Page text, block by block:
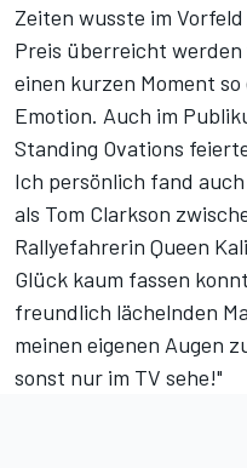
Zeiten wusste im
Preis überreicht
einen kurzen Moment
Emotion. Auch im
Standing Ovations
Ich persönlich fand
als Tom Clarkson
Rallyefahrerin Queen
Glück kaum fassen
freundlich lächelnden
meinen eigenen Augen
sonst nur im TV sehe!"